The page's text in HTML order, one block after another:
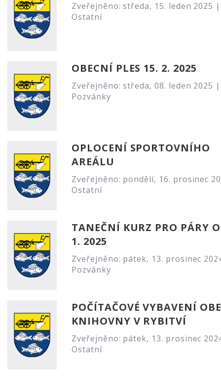
Zveřejněno: středa, 15. leden 2025 |
Ostatní
OBECNÍ PLES 15. 2. 2025
Zveřejněno: středa, 08. leden 2025 |
Pozvánky
OPLOCENÍ SPORTOVNÍHO
AREÁLU
Zveřejněno: pondělí, 16. prosinec
Ostatní
TANEČNÍ KURZ PRO PÁRY
1. 2025
Zveřejněno: pátek, 13. prosinec
Pozvánky
POČÍTAČOVÉ VYBAVENÍ
KNIHOVNY V RYBITVÍ
Zveřejněno: pátek, 13. prosinec
Ostatní